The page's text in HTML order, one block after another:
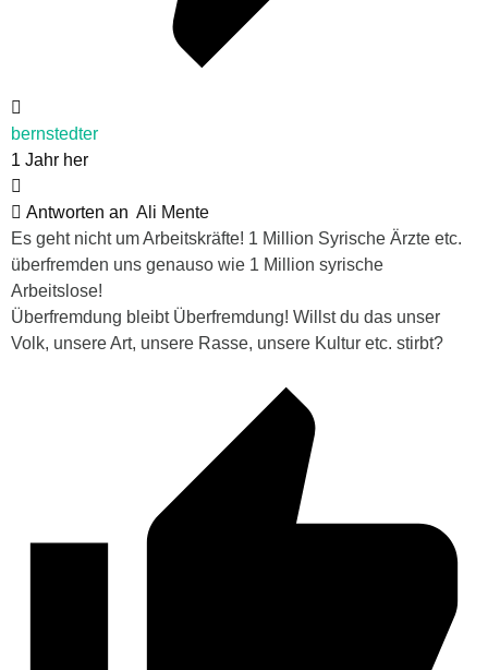
bernstedter
1 Jahr her
Antworten an Ali Mente
Es geht nicht um Arbeitskräfte! 1 Million Syrische Ärzte etc.
überfremden uns genauso wie 1 Million syrische
Arbeitslose!
Überfremdung bleibt Überfremdung! Willst du das unser
Volk, unsere Art, unsere Rasse, unsere Kultur etc. stirbt?